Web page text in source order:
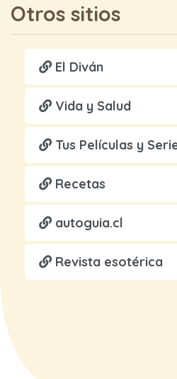
Otros sitios
El Diván
Vida y Salud
Tus Películas y
Recetas
autoguia.cl
Revista esotérica